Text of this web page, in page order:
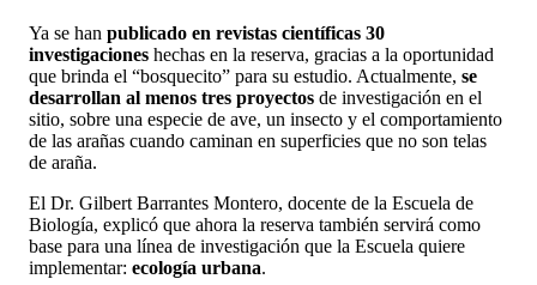
Ya se han publicado en revistas científicas 30
investigaciones hechas en la reserva, gracias a la oportunidad
que brinda el “bosquecito” para su estudio. Actualmente, se
desarrollan al menos tres proyectos de investigación en el
sitio, sobre una especie de ave, un insecto y el comportamiento
de las arañas cuando caminan en superficies que no son telas
de araña.
El Dr. Gilbert Barrantes Montero, docente de la Escuela de
Biología, explicó que ahora la reserva también servirá como
base para una línea de investigación que la Escuela quiere
implementar: ecología urbana.